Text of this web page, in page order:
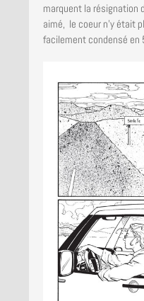
marquent la résignation
aimé, le coeur n’y était
facilement condensé en